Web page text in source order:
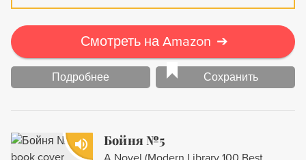
Смотреть на Amazon ➔
Подробнее Сохранить
Бойня №5